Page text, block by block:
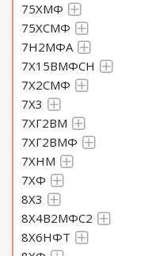
75ХМФ
75ХСМФ
7Н2МФА
7Х15ВМФСН
7Х2СМФ
7Х3
7ХГ2ВМ
7ХГ2ВМФ
7ХНМ
7ХФ
8Х3
8Х4В2МФС2
8Х6НФТ